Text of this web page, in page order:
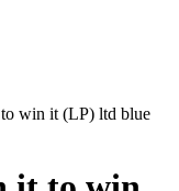
win it (LP) ltd blue